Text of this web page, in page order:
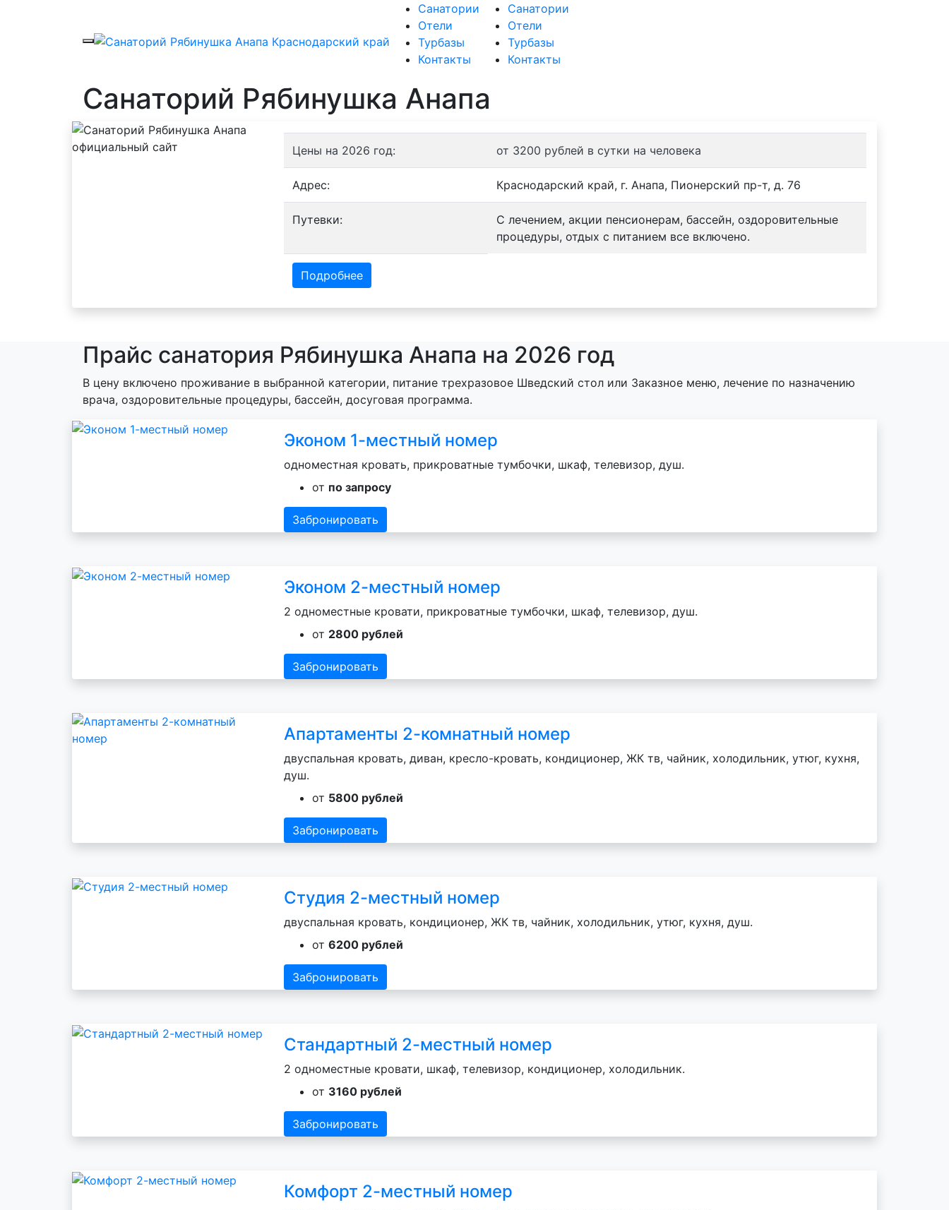
Санатории
Отели
Турбазы
Контакты
Санатории
Отели
Турбазы
Контакты
Санаторий Рябинушка Анапа
Цены на 2026 год: от 3200 рублей в сутки на человека
Адрес: Краснодарский край, г. Анапа, Пионерский пр-т, д. 76
Путевки:
С лечением, акции пенсионерам, бассейн, оздоровительные
процедуры, отдых с питанием все включено.
Подробнее
Прайс санатория Рябинушка Анапа на 2026 год
В цену включено проживание в выбранной категории, питание трехразовое Шведский стол или Заказное меню, лечение по назначению
врача, оздоровительные процедуры, бассейн, досуговая программа.
Эконом 1-местный номер
одноместная кровать, прикроватные тумбочки, шкаф, телевизор, душ.
от по запросу
Забронировать
Эконом 2-местный номер
2 одноместные кровати, прикроватные тумбочки, шкаф, телевизор, душ.
от 2800 рублей
Забронировать
Апартаменты 2-комнатный номер
двуспальная кровать, диван, кресло-кровать, кондиционер, ЖК тв, чайник, холодильник, утюг, кухня,
душ.
от 5800 рублей
Забронировать
Студия 2-местный номер
двуспальная кровать, кондиционер, ЖК тв, чайник, холодильник, утюг, кухня, душ.
от 6200 рублей
Забронировать
Стандартный 2-местный номер
2 одноместные кровати, шкаф, телевизор, кондиционер, холодильник.
от 3160 рублей
Забронировать
Комфорт 2-местный номер